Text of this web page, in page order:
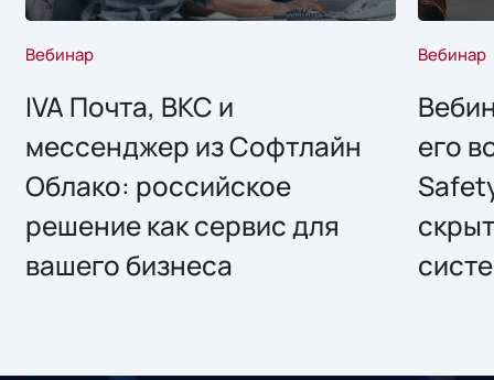
Вебинар
IVA Почта, ВКС и
мессенджер из Софтлайн
Облако: российское
решение как сервис для
вашего бизнеса
Вебинар
его